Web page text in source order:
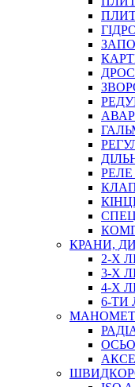
ЧЕРВ`ЯЧНІ
ПРУЖИННІ
НЕЙЛОНОВІ
ПРОРЕЗИНЕНІ
АВТОТОВАРИ
АВТОХІМІЯ
ДОМКРАТИ
КРАНИ,
2-Х
3-Х
4-Х
6-ТИ